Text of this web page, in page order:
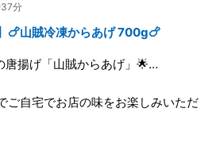
分
🍗山賊冷凍からあげ 700g🍗
揚げ「山賊からあげ」🌟…
ご自宅でお店の味をお楽しみいただ